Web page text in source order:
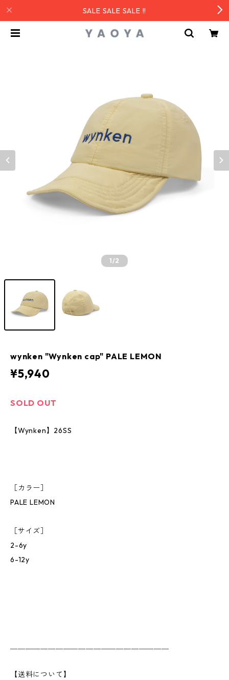
SALE SALE SALE !!
1/2
wynken "Wynken cap" PALE LEMON
¥5,940
SOLD OUT
【Wynken】26SS
［カラー］
PALE LEMON
［サイズ］
2-6y
6-12y
【送料について】